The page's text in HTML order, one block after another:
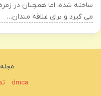
ساخته شده، اما همچنان در
می گیرد و برای علاقه مندان…
مجله
dmca